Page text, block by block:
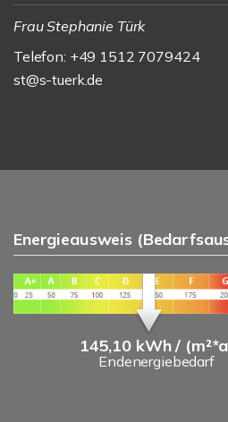
Frau Stephanie Türk
Telefon: +49 1512 7079424
st@s-tuerk.de
Energieausweis
145,10 kWh /
Endenergiebedarf